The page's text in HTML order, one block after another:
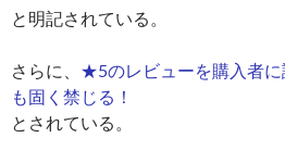
と明記されている。
さらに、 ★5のレビューを購入者に
も固く禁じる！
とされている。